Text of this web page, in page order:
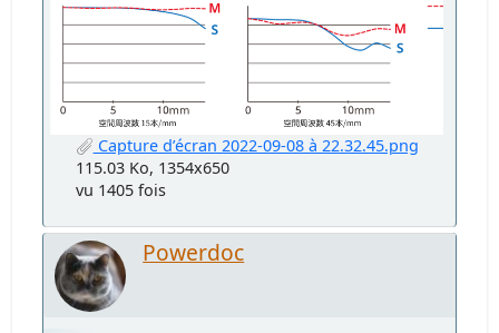
Capture d’écran 2022-09-08 à 22.32.45.png
115.03 Ko, 1354x650
vu 1405 fois
Powerdoc